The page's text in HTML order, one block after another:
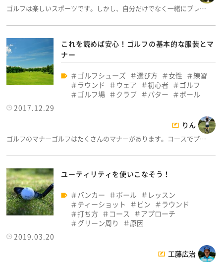
ゴルフは楽しいスポーツです。しかし、自分だけでなく一緒にプレ…
これを読めば安心！ゴルフの基本的な服装とマ
ナー
ゴルフシューズ 選び方 女性
練習
ラウンド
ウェア 初心者
ゴルフ
ゴルフ場
クラブ パター
ボール
2017.12.29
りん
ゴルフのマナーゴルフはたくさんのマナーがあります。コースでプ…
ユーティリティを使いこなそう！
バンカー ボール
レッスン
ティーショット
ピン
ラウンド
打ち方
コース
アプローチ
グリーン周り
原因
2019.03.20
工藤広治